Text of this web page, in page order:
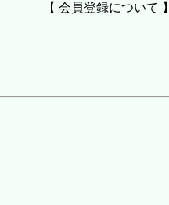
【 会員登録について 】